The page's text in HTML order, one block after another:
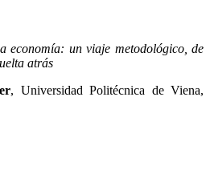
economía: un viaje metodológico, de
atrás
, Universidad Politécnica de Viena,